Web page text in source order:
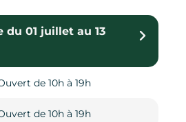
du 01 juillet au 13
de 10h à 19h
de 10h à 19h
du 14 septembre
du 16 novembre
Ouvert
Ouvert